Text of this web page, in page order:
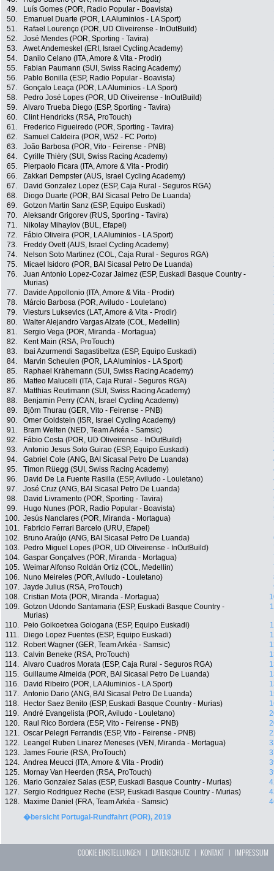
49.
Luís Gomes (POR, Radio Popular - Boavista)
50.
Emanuel Duarte (POR, LA Aluminios - LA Sport)
51.
Rafael Lourenço (POR, UD Oliveirense - InOutBuild)
52.
José Mendes (POR, Sporting - Tavira)
53.
Awet Andemeskel (ERI, Israel Cycling Academy)
54.
Danilo Celano (ITA, Amore & Vita - Prodir)
55.
Fabian Paumann (SUI, Swiss Racing Academy)
56.
Pablo Bonilla (ESP, Radio Popular - Boavista)
57.
Gonçalo Leaça (POR, LA Aluminios - LA Sport)
58.
Pedro José Lopes (POR, UD Oliveirense - InOutBuild)
59.
Alvaro Trueba Diego (ESP, Sporting - Tavira)
60.
Clint Hendricks (RSA, ProTouch)
61.
Frederico Figueiredo (POR, Sporting - Tavira)
62.
Samuel Caldeira (POR, W52 - FC Porto)
63.
João Barbosa (POR, Vito - Feirense - PNB)
64.
Cyrille Thièry (SUI, Swiss Racing Academy)
65.
Pierpaolo Ficara (ITA, Amore & Vita - Prodir)
66.
Zakkari Dempster (AUS, Israel Cycling Academy)
67.
David Gonzalez Lopez (ESP, Caja Rural - Seguros RGA)
68.
Diogo Duarte (POR, BAI Sicasal Petro De Luanda)
69.
Gotzon Martin Sanz (ESP, Equipo Euskadi)
70.
Aleksandr Grigorev (RUS, Sporting - Tavira)
71.
Nikolay Mihaylov (BUL, Efapel)
72.
Fábio Oliveira (POR, LA Aluminios - LA Sport)
73.
Freddy Ovett (AUS, Israel Cycling Academy)
74.
Nelson Soto Martinez (COL, Caja Rural - Seguros RGA)
75.
Micael Isidoro (POR, BAI Sicasal Petro De Luanda)
76.
Juan Antonio Lopez-Cozar Jaimez (ESP, Euskadi Basque Country -
Murias)
77. Davide Appollonio (ITA, Amore & Vita - Prodir)
78.
Márcio Barbosa (POR, Aviludo - Louletano)
79.
Viesturs Luksevics (LAT, Amore & Vita - Prodir)
80.
Walter Alejandro Vargas Alzate (COL, Medellin)
81.
Sergio Vega (POR, Miranda - Mortagua)
82.
Kent Main (RSA, ProTouch)
83.
Ibai Azurmendi Sagastibeltza (ESP, Equipo Euskadi)
84.
Marvin Scheulen (POR, LA Aluminios - LA Sport)
85.
Raphael Krähemann (SUI, Swiss Racing Academy)
86.
Matteo Malucelli (ITA, Caja Rural - Seguros RGA)
87.
Matthias Reutimann (SUI, Swiss Racing Academy)
88.
Benjamin Perry (CAN, Israel Cycling Academy)
89.
Björn Thurau (GER, Vito - Feirense - PNB)
90.
Omer Goldstein (ISR, Israel Cycling Academy)
91.
Bram Welten (NED, Team Arkéa - Samsic)
92.
Fábio Costa (POR, UD Oliveirense - InOutBuild)
93.
Antonio Jesus Soto Guirao (ESP, Equipo Euskadi)
94.
Gabriel Cole (ANG, BAI Sicasal Petro De Luanda)
95.
Timon Rüegg (SUI, Swiss Racing Academy)
96.
David De La Fuente Rasilla (ESP, Aviludo - Louletano)
97.
José Cruz (ANG, BAI Sicasal Petro De Luanda)
98.
David Livramento (POR, Sporting - Tavira)
99.
Hugo Nunes (POR, Radio Popular - Boavista)
100. Jesús Nanclares (POR, Miranda - Mortagua)
101.
Fabricio Ferrari Barcelo (URU, Efapel)
102.
Bruno Araújo (ANG, BAI Sicasal Petro De Luanda)
103.
Pedro Miguel Lopes (POR, UD Oliveirense - InOutBuild)
104. Gaspar Gonçalves (POR, Miranda - Mortagua)
105. Weimar Alfonso Roldán Ortiz (COL, Medellin)
106.
Nuno Meireles (POR, Aviludo - Louletano)
107. Jayde Julius (RSA, ProTouch)
108. Cristian Mota (POR, Miranda - Mortagua)
109. Gotzon Udondo Santamaria (ESP, Euskadi Basque Country -
Murias)
110. Peio Goikoetxea Goiogana (ESP, Equipo Euskadi)
111.
Diego Lopez Fuentes (ESP, Equipo Euskadi)
112.
Robert Wagner (GER, Team Arkéa - Samsic)
113. Calvin Beneke (RSA, ProTouch)
114. Alvaro Cuadros Morata (ESP, Caja Rural - Seguros RGA)
115. Guillaume Almeida (POR, BAI Sicasal Petro De Luanda)
116.
David Ribeiro (POR, LA Aluminios - LA Sport)
117. Antonio Dario (ANG, BAI Sicasal Petro De Luanda)
118.
Hector Saez Benito (ESP, Euskadi Basque Country - Murias)
119. André Evangelista (POR, Aviludo - Louletano)
120.
Raul Rico Bordera (ESP, Vito - Feirense - PNB)
121. Oscar Pelegri Ferrandis (ESP, Vito - Feirense - PNB)
122.
Leangel Ruben Linarez Meneses (VEN, Miranda - Mortagua)
123. James Fourie (RSA, ProTouch)
124. Andrea Meucci (ITA, Amore & Vita - Prodir)
125.
Mornay Van Heerden (RSA, ProTouch)
126.
Mario Gonzalez Salas (ESP, Euskadi Basque Country - Murias)
127. Sergio Rodriguez Reche (ESP, Euskadi Basque Country - Murias)
128.
Maxime Daniel (FRA, Team Arkéa - Samsic)
�bersicht Portugal-Rundfahrt (POR), 2019
COOKIE EINSTELLUNGEN | DATENSCHUTZ | KONTAKT| IMPRESSUM